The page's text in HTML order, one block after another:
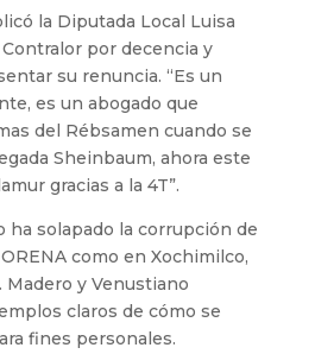
la Diputada Local Luisa
por decencia y
su renuncia. “Es un
es un abogado que
del Rébsamen cuando se
Sheinbaum, ahora este
gracias a la 4T”.
ha solapado la corrupción de
como en Xochimilco,
Madero y Venustiano
claros de cómo se
fines personales.